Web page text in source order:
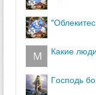
какие
господь